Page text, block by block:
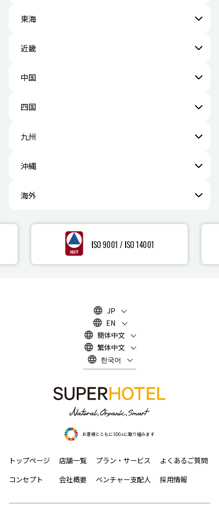
東海
近畿
中国
四国
九州
沖縄
海外
JP
EN
簡体中文
繁体中文
한국어
お客様とともにSDGsに取り組みます
トップページ 店舗一覧 プラン・サービス
よくあるご質問
コンセプト
会社概要 ベンチャー支配人 採用情報